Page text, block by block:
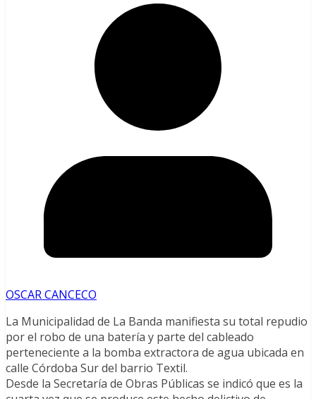
OSCAR CANCECO
La Municipalidad de La Banda manifiesta su total repudio
por el robo de una batería y parte del cableado
perteneciente a la bomba extractora de agua ubicada en
calle Córdoba Sur del barrio Textil.
Desde la Secretaría de Obras Públicas se indicó que es la